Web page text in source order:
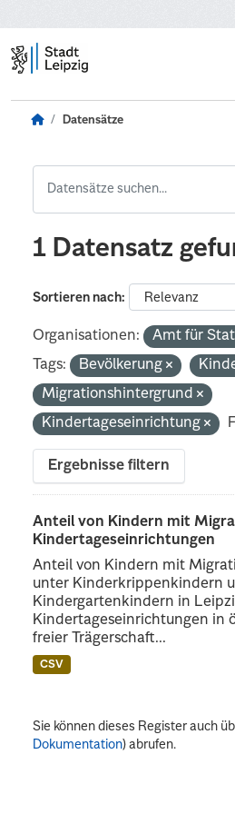
Datensätze
1 Datensatz
Sortieren nach
Organisationen:
Amt für
Tags:
Bevölkerung
Migrationshintergrund
Kindertageseinrichtung
Ergebnisse filtern
Anteil von Kindern mit
Kindertageseinrichtungen
Anteil von Kindern mit
unter Kinderkrippenkindern
Kindergartenkindern in
Kindertageseinrichtungen in
freier Trägerschaft...
CSV
Sie können dieses Register auch
Dokumentation) abrufen.